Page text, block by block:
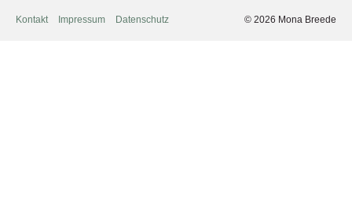
Kontakt Impressum Datenschutz © 2026 Mona Breede